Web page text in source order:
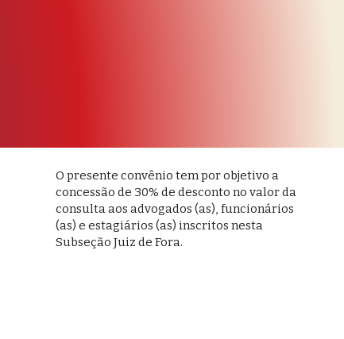
O presente convênio tem por objetivo a
concessão de 30% de desconto no valor da
consulta aos advogados (as), funcionários
(as) e estagiários (as) inscritos nesta
Subseção Juiz de Fora.